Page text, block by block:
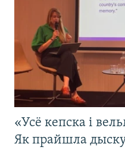
«Усё кепска і
Як прайшла